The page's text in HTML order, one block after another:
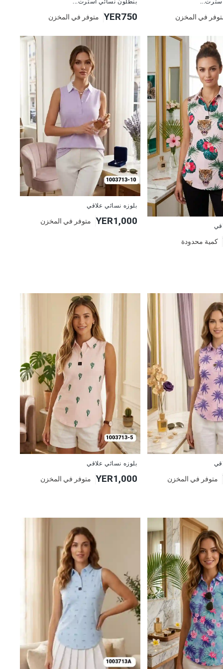
في المخزن
بنطلون نسائي استرت...
YER750 متوفر في المخزن
كمية محدودة
بلوزه نسائي علاقي
YER1,000 متوفر في المخزن
متوفر في المخزن
بلوزه نسائي علاقي
YER1,000 متوفر في المخزن